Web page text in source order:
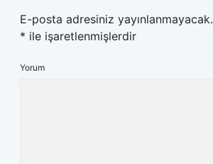
E-posta adresiniz yayınlanmayacak.
* ile işaretlenmişlerdir
Yorum